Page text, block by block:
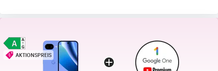
AKTIONSPREIS